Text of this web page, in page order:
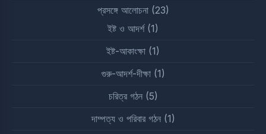
প্রসঙ্গে আলোচনা(23)
ইষ্ট ও আদর্শ(1)
ইষ্ট-আকাংক্ষা (1)
গুরু-আদর্শ-দীক্ষা(1)
চরিত্র গঠন(5)
দাম্পত্য ও পরিবার গঠন(1)